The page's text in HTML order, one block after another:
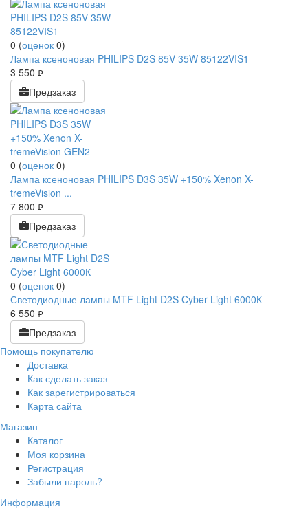
0 (оценок 0)
Лампа ксеноновая PHILIPS D2S 85V 35W 85122VIS1
3 550 руб.
Предзаказ
0 (оценок 0)
Лампа ксеноновая PHILIPS D3S 35W +150% Xenon X-
tremeVision ...
7 800 руб.
Предзаказ
0 (оценок 0)
Светодиодные лампы MTF Light D2S Cyber Light 6000К
6 550 руб.
Предзаказ
Помощь покупателю
Доставка
Как сделать заказ
Как зарегистрироваться
Карта сайта
Магазин
Каталог
Моя корзина
Регистрация
Забыли пароль?
Информация